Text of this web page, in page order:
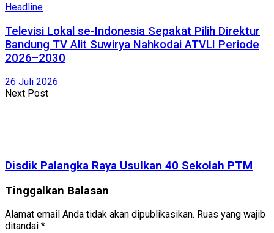
Headline
Televisi Lokal se-Indonesia Sepakat Pilih Direktur
Bandung TV Alit Suwirya Nahkodai ATVLI Periode
2026–2030
26 Juli 2026
Next Post
Disdik Palangka Raya Usulkan 40 Sekolah PTM
Tinggalkan Balasan
Alamat email Anda tidak akan dipublikasikan. Ruas yang wajib
ditandai *